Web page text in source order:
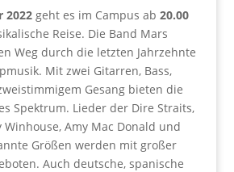
2022geht es im Campus ab 20.00
Reise. Die Band Mars
Weg durch die letzten Jahrzehnte
Mit zwei Gitarren, Bass,
Gesang bieten die
Spektrum. Lieder der Dire Straits,
Winhouse, Amy Mac Donald und
Größen werden mit großer
Auch deutsche, spanische